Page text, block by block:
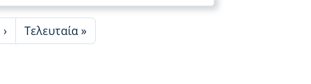
Last page
Τελευταία »